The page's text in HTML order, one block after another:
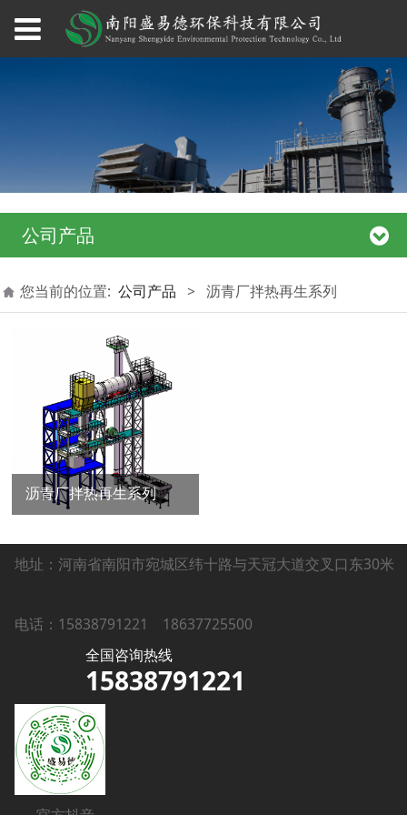
公司产品
您当前的位置: 公司产品 > 沥青厂拌热再生系列
沥青厂拌热再生系列
地址：河南省南阳市宛城区纬十路与天冠大道交叉口东30米
电话：15838791221
18637725500
全国咨询热线
15838791221